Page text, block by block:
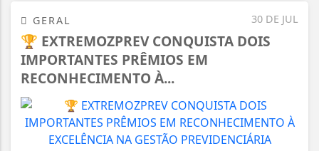
30 DE JUL
GERAL
🏆 EXTREMOZPREV CONQUISTA DOIS
IMPORTANTES PRÊMIOS EM
RECONHECIMENTO À...